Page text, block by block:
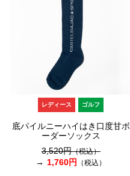
レディース ゴルフ
底パイルニーハイはき口度甘ボ
ーダーソックス
3,520円（税込）
1,760円 （税込）